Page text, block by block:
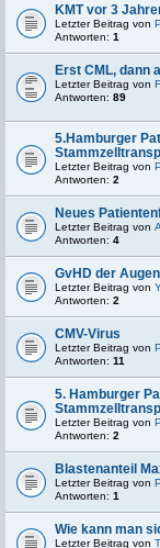
KMT vor 3
Letzter Beitrag von
Antworten: 1
Erst CML, dann
Letzter Beitrag von
Antworten: 89
5.Hamburger
Letzter Beitrag von
Antworten: 2
Neues
Letzter Beitrag von
Antworten: 4
GvHD der Augen
Letzter Beitrag von
Antworten: 2
CMV-Virus
Letzter Beitrag von
Antworten: 11
5. Hamburger
Letzter Beitrag von
Antworten: 2
Blastenanteil
Letzter Beitrag von
Antworten: 1
Wie kann man
Letzter Beitrag von